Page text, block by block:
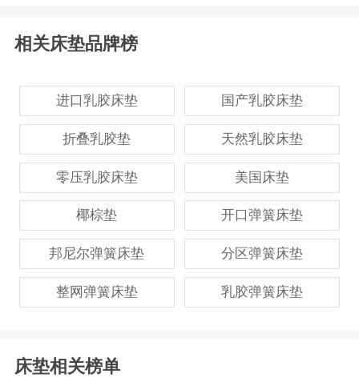
了长期稳定的合作关系。大连箱根织造床品有限公司经
床品有限公司实力雄厚，重信用、守合同、保证产品质
量，以多品种经营特色和薄利多销的原则，赢得了广大
客户的信任。
相关床垫品牌榜
进口乳胶床垫 国产乳胶床垫
折叠乳胶垫 天然乳胶床垫
零压乳胶床垫 美国床垫
椰棕垫 开口弹簧床垫
邦尼尔弹簧床垫 分区弹簧床垫
整网弹簧床垫 乳胶弹簧床垫
床垫相关榜单